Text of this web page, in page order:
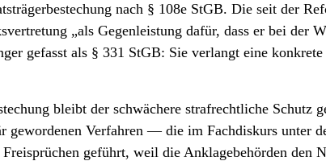
nach § 108e StGB. Die seit der
„als Gegenleistung dafür, dass er bei der
gefasst als § 331 StGB: Sie verlangt eine
bleibt der schwächere strafrechtliche Schutz
gewordenen Verfahren — die im Fach­diskurs unter
geführt, weil die Anklage­behörden den